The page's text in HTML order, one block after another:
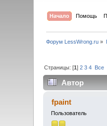
Начало Помощь
Форум LessWrong.ru »
Страницы: [1]2 3 4 Все
Автор
fpaint
Пользователь